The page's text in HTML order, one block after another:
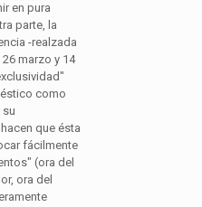
en pura
parte, la
-realzada
marzo y 14
como
que ésta
fácilmente
(ora del
ora del